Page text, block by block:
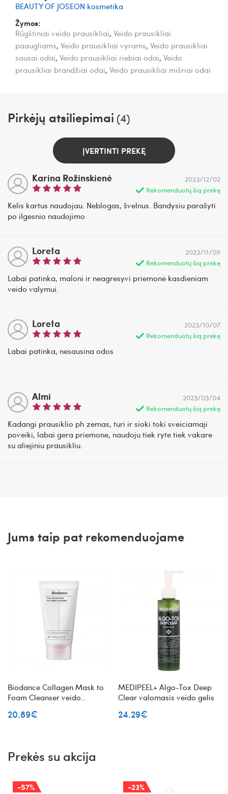
BEAUTY OF JOSEON kosmetika
Žymos:
Rūgštiniai veido prausikliai, Veido prausikliai
paaugliams, Veido prausikliai vyrams, Veido prausikliai
sausai odai, Veido prausikliai riebiai odai, Veido
prausikliai brandžiai odai, Veido prausikliai mišriai odai
Pirkėjų atsiliepimai (4)
ĮVERTINTI PREKĘ
Karina Rožinskienė
Rekomenduotų šią prekę
2023/12/02
Kelis kartus naudojau. Neblogas, švelnus. Bandysiu parašyti
po ilgesnio naudojimo
Loreta
Rekomenduotų šią prekę
2023/11/09
Labai patinka, maloni ir neagresyvi priemonė kasdieniam
veido valymui.
Loreta
Rekomenduotų šią prekę
2023/10/07
Labai patinka, nesausina odos
Almi
Rekomenduotų šią prekę
2023/03/04
Kadangi prausiklio ph zemas, turi ir sioki toki sveiciamaji
poveiki, labai gera priemone, naudoju tiek ryte tiek vakare
su aliejiniu prausikliu.
Jums taip pat rekomenduojame
Biodance Collagen Mask to
Foam Cleanser veido
kolagenu
20.89€
MEDIPEEL+ Algo-Tox Deep
Clear valomasis veido gelis
24.29€
Prekės su akcija
-57% -23%